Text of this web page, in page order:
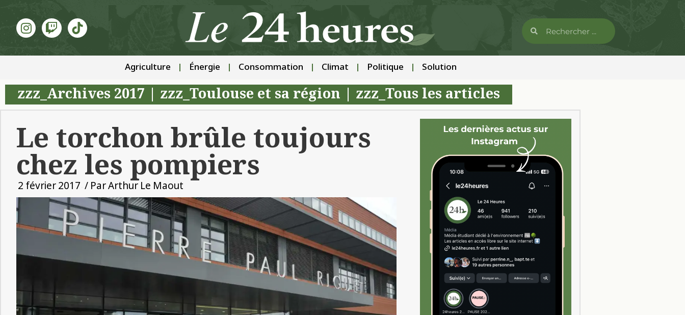
Agriculture Énergie Consommation Climat Politique Solution
zzz_Archives 2017 zzz_Toulouse et sa région zzz_Tous les articles
Le torchon brûle toujours
chez les pompiers
2 février 2017 / ParArthur Le Maout